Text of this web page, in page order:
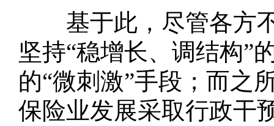
基于此，尽管各方不
坚持“稳增长、调结构”
的“微刺激”手段；而之
保险业发展采取行政干